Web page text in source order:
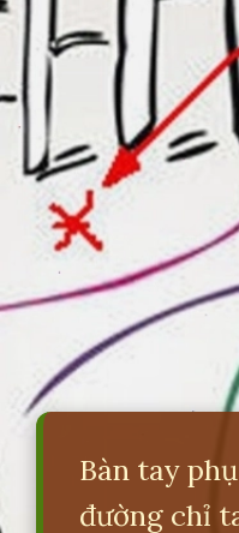
Bàn tay
đường chỉ